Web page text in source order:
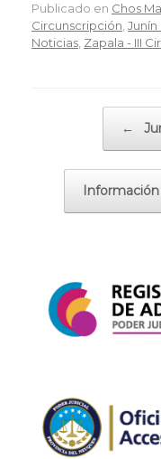
Publicado en Chos
Circunscripción Junín
Noticias Zapala - III
←